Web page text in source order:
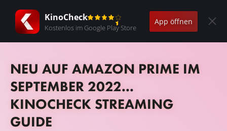
KinoCheck
Kostenlos im Google Play Store
App öffnen
NEU AUF AMAZON PRIME IM
SEPTEMBER 2022...
KINOCHECK STREAMING
GUIDE